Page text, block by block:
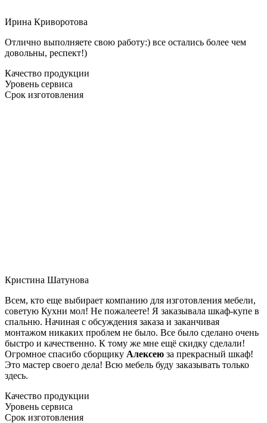
Ирина Криворотова
Отлично выполняете свою работу:) все остались более чем
довольны, респект!)
Качество продукции
Уровень сервиса
Срок изготовления
Кристина Шатунова
Всем, кто еще выбирает компанию для изготовления мебели,
советую Кухни мол! Не пожалеете! Я заказывала шкаф-купе в
спальню. Начиная с обсуждения заказа и заканчивая
монтажом никаких проблем не было. Все было сделано очень
быстро и качественно. К тому же мне ещё скидку сделали!
Огромное спасибо сборщику Алексею за прекрасный шкаф!
Это мастер своего дела! Всю мебель буду заказывать только
здесь.
Качество продукции
Уровень сервиса
Срок изготовления